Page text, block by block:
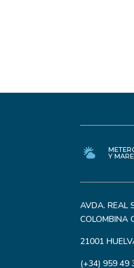
Y
AVDA. REAL
COLOMBINA
21001
(+34) 959 49